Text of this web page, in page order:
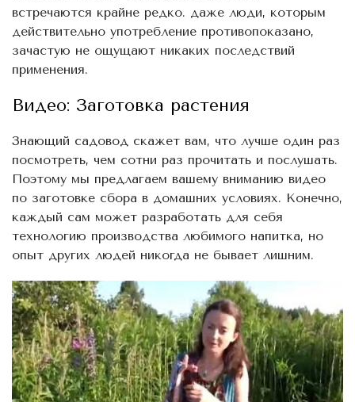
встречаются крайне редко. даже люди, которым
действительно употребление противопоказано,
зачастую не ощущают никаких последствий
применения.
Видео: Заготовка растения
Знающий садовод скажет вам, что лучше один раз
посмотреть, чем сотни раз прочитать и послушать.
Поэтому мы предлагаем вашему вниманию видео
по заготовке сбора в домашних условиях. Конечно,
каждый сам может разработать для себя
технологию производства любимого напитка, но
опыт других людей никогда не бывает лишним.